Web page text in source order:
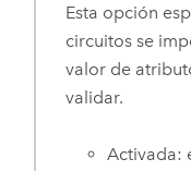
Esta opción
circuitos se
valor de
validar.
Activada: